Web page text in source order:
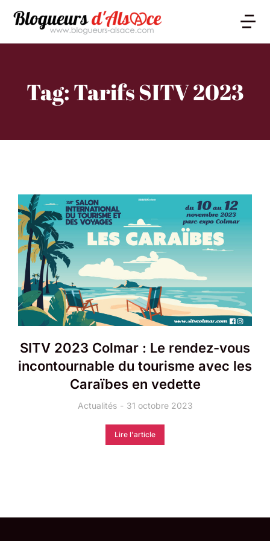
Tag: Tarifs SITV 2023
SITV 2023 Colmar : Le rendez-vous
incontournable du tourisme avec les
Caraïbes en vedette
Actualités 31 octobre 2023
Lire l'article